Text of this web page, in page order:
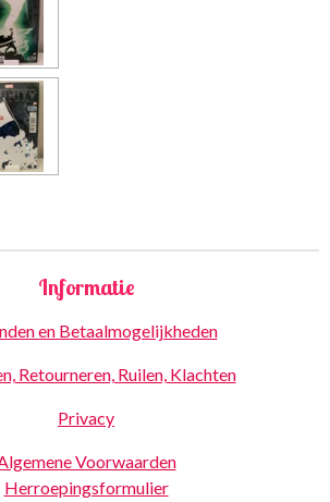
Informatie
en Betaalmogelijkheden
Retourneren, Ruilen, Klachten
Privacy
Voorwaarden
Herroepingsformulier